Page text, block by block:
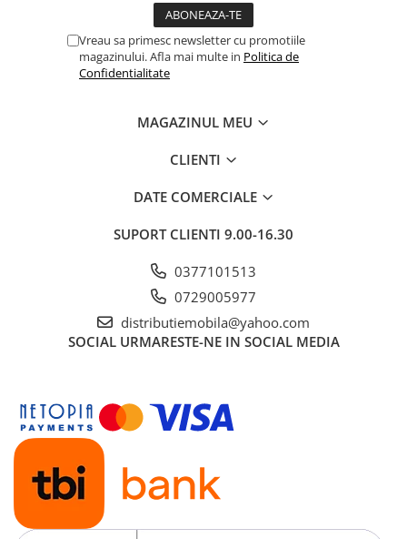
Vreau sa primesc newsletter cu promotiile
magazinului. Afla mai multe in Politica de
Confidentialitate
MAGAZINUL MEU
CLIENTI
DATE COMERCIALE
SUPORT CLIENTI 9.00-16.30
0377101513
0729005977
distributiemobila@yahoo.com
SOCIAL URMARESTE-NE IN SOCIAL MEDIA